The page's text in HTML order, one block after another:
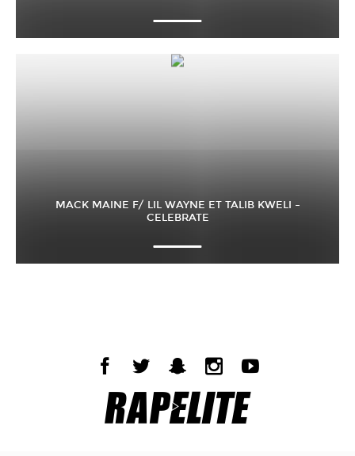
MACK MAINE F/ LIL WAYNE ET TALIB KWELI –
CELEBRATE